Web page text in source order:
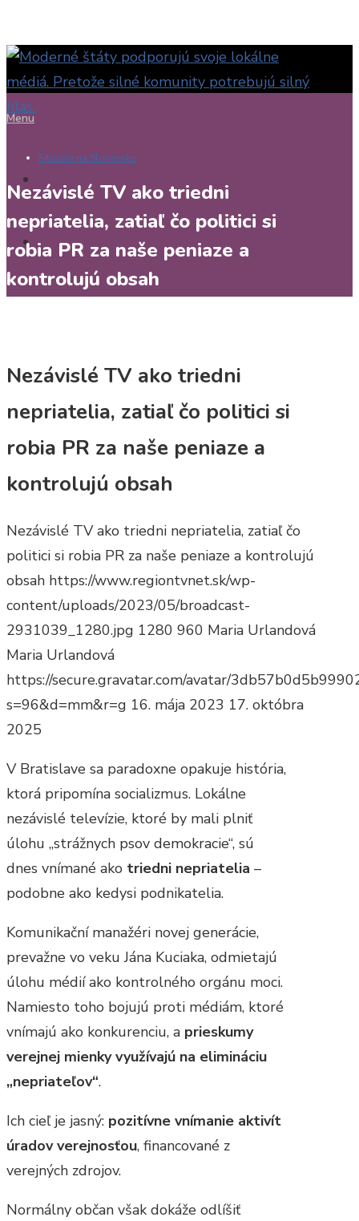
Menu
Situácia na Slovensku
Nezávislé TV ako triedni
nepriatelia, zatiaľ čo politici si
robia PR za naše peniaze a
kontrolujú obsah
Nezávislé TV ako triedni
nepriatelia, zatiaľ čo politici si
robia PR za naše peniaze a
kontrolujú obsah
Nezávislé TV ako triedni nepriatelia, zatiaľ čo
politici si robia PR za naše peniaze a kontrolujú
obsah https://www.regiontvnet.sk/wp-
content/uploads/2023/05/broadcast-
2931039_1280.jpg 1280 960 Maria Urlandová
Maria Urlandová
https://secure.gravatar.com/avatar/
s=96&d=mm&r=g 16. mája 2023 17. októbra
2025
V Bratislave sa paradoxne opakuje história,
ktorá pripomína socializmus. Lokálne
nezávislé televízie, ktoré by mali plniť
úlohu „strážnych psov demokracie“, sú
dnes vnímané ako triedni nepriatelia –
podobne ako kedysi podnikatelia.
Komunikační manažéri novej generácie,
prevažne vo veku Jána Kuciaka, odmietajú
úlohu médií ako kontrolného orgánu moci.
Namiesto toho bojujú proti médiám, ktoré
vnímajú ako konkurenciu, a prieskumy
verejnej mienky využívajú na elimináciu
„nepriateľov“.
Ich cieľ je jasný: pozitívne vnímanie aktivít
úradov verejnosťou, financované z
verejných zdrojov.
Normálny občan však dokáže odlíšiť